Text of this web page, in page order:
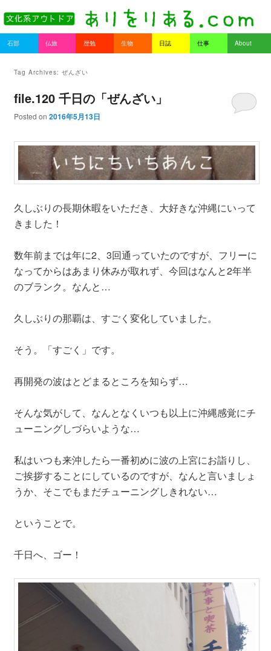
Main menu
Skip to primary content
Skip to secondary content
石部 仏旅 歴勉 生物 日誌 仕事 About
Tag Archives: ぜんざい
file.120 千日の「ぜんざい」
Posted on 2016年5月13日
久しぶりの長期休暇をいただき、大好きな沖縄にいって
きました！
数年前までは年に2、3回通っていたのですが、フリーに
なってからはあまり休みが取れず、今回はなんと2年半
のブランク。なんと…
久しぶりの那覇は、すごく変化していました。
そう。「すごく」です。
再開発の波はとどまるところを知らず…
そんな気がして、なんとなくいつも以上に沖縄感覚にチ
ューニングしづらいような…
私はいつも来沖したら一番初めに波の上宮にお詣りし、
ご挨拶することにしているのですが、なんと言いましょ
うか、そこでもまだチューニングしきれない…
ということで。
千日へ、ゴー！